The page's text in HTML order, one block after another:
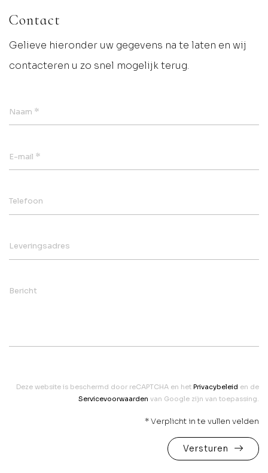
Contact
Gelieve hieronder uw gegevens na te laten en wij
contacteren u zo snel mogelijk terug.
Naam *
E-mail *
Telefoon
Leveringsadres
Bericht
Deze website is beschermd door reCAPTCHA en het Privacybeleid en de
Servicevoorwaarden van Google zijn van toepassing.
* Verplicht in te vullen velden
Versturen